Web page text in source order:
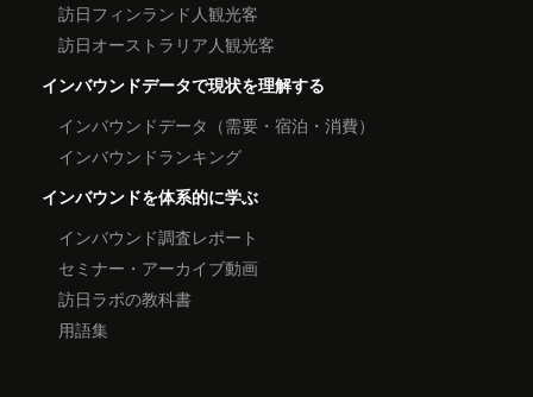
訪日フィンランド人観光客
訪日オーストラリア人観光客
インバウンドデータで現状を理解する
インバウンドデータ（需要・宿泊・消費）
インバウンドランキング
インバウンドを体系的に学ぶ
インバウンド調査レポート
セミナー・アーカイブ動画
訪日ラボの教科書
用語集